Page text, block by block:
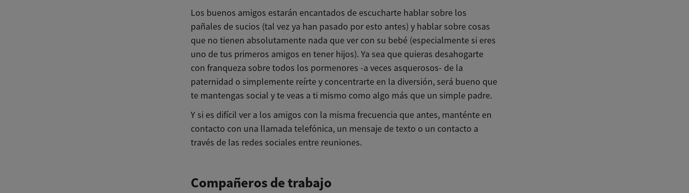
Los buenos amigos estarán encantados de escucharte hablar sobre los
pañales de sucios (tal vez ya han pasado por esto antes) y hablar sobre cosas
que no tienen absolutamente nada que ver con su bebé (especialmente si eres
uno de tus primeros amigos en tener hijos). Ya sea que quieras desahogarte
con franqueza sobre todos los pormenores -a veces asquerosos- de la
paternidad o simplemente reírte y concentrarte en la diversión, será bueno que
te mantengas social y te veas a ti mismo como algo más que un simple padre.
Y si es difícil ver a los amigos con la misma frecuencia que antes, manténte en
contacto con una llamada telefónica, un mensaje de texto o un contacto a
través de las redes sociales entre reuniones.
Compañeros de trabajo